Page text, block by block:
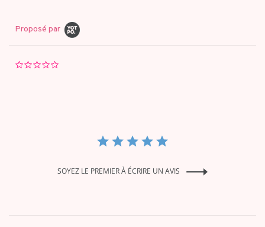
Proposé par
SOYEZ LE PREMIER À ÉCRIRE UN AVIS